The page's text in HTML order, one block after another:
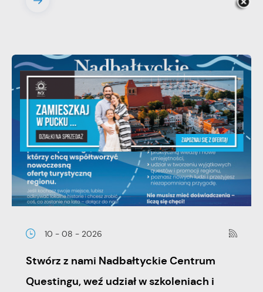
10 - 08 - 2026
Stwórz z nami Nadbałtyckie Centrum
Questingu, weź udział w szkoleniach i